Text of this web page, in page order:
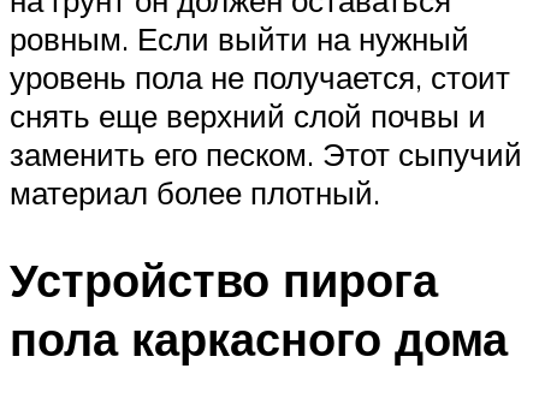
ровным. Если выйти на нужный
уровень пола не получается, стоит
снять еще верхний слой почвы и
заменить его песком. Этот сыпучий
материал более плотный.
Устройство пирога
пола каркасного дома